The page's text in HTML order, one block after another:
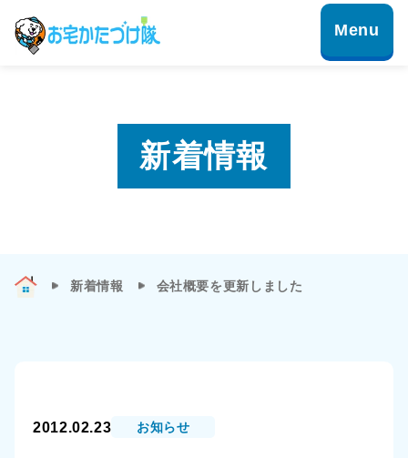
新着情報
新着情報 会社概要を更新しました
2012.02.23 お知らせ